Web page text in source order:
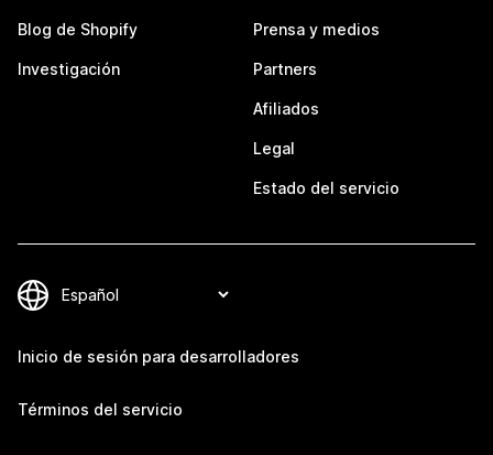
Blog de Shopify
Investigación
Prensa y medios
Partners
Afiliados
Legal
Estado del servicio
Inicio de sesión para desarrolladores
Términos del servicio